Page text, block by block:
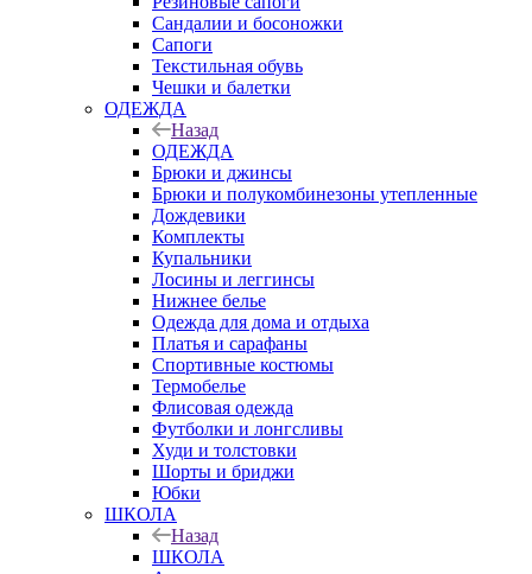
Сандалии и босоножки
Сапоги
Текстильная обувь
Чешки и балетки
ОДЕЖДА
Назад
ОДЕЖДА
Брюки и джинсы
Брюки и полукомбинезоны утепленные
Дождевики
Комплекты
Купальники
Лосины и леггинсы
Нижнее белье
Одежда для дома и отдыха
Платья и сарафаны
Спортивные костюмы
Термобелье
Флисовая одежда
Футболки и лонгсливы
Худи и толстовки
Шорты и бриджи
Юбки
ШКОЛА
Назад
ШКОЛА